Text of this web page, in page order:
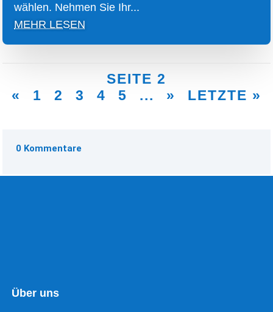
wählen. Nehmen Sie Ihr...
MEHR LESEN
SEITE 2
«
1 2 3 4 5 ... » LETZTE »
0 Kommentare
Über uns